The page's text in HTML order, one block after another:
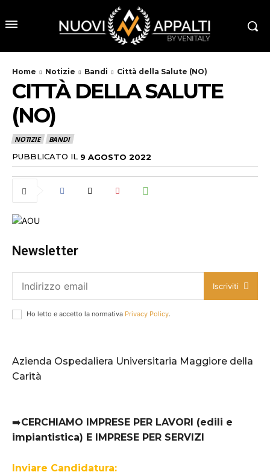
Home Notizie Bandi Città della Salute (NO)
CITTÀ DELLA SALUTE
(NO)
NOTIZIE BANDI
PUBBLICATO IL 9 AGOSTO 2022
Newsletter
Iscriviti
Ho letto e accetto la normativa Privacy Policy.
Azienda Ospedaliera Universitaria Maggiore della
Carità
➡️CERCHIAMO IMPRESE PER LAVORI (edili e
impiantistica) E IMPRESE PER SERVIZI
Inviare Candidatura: